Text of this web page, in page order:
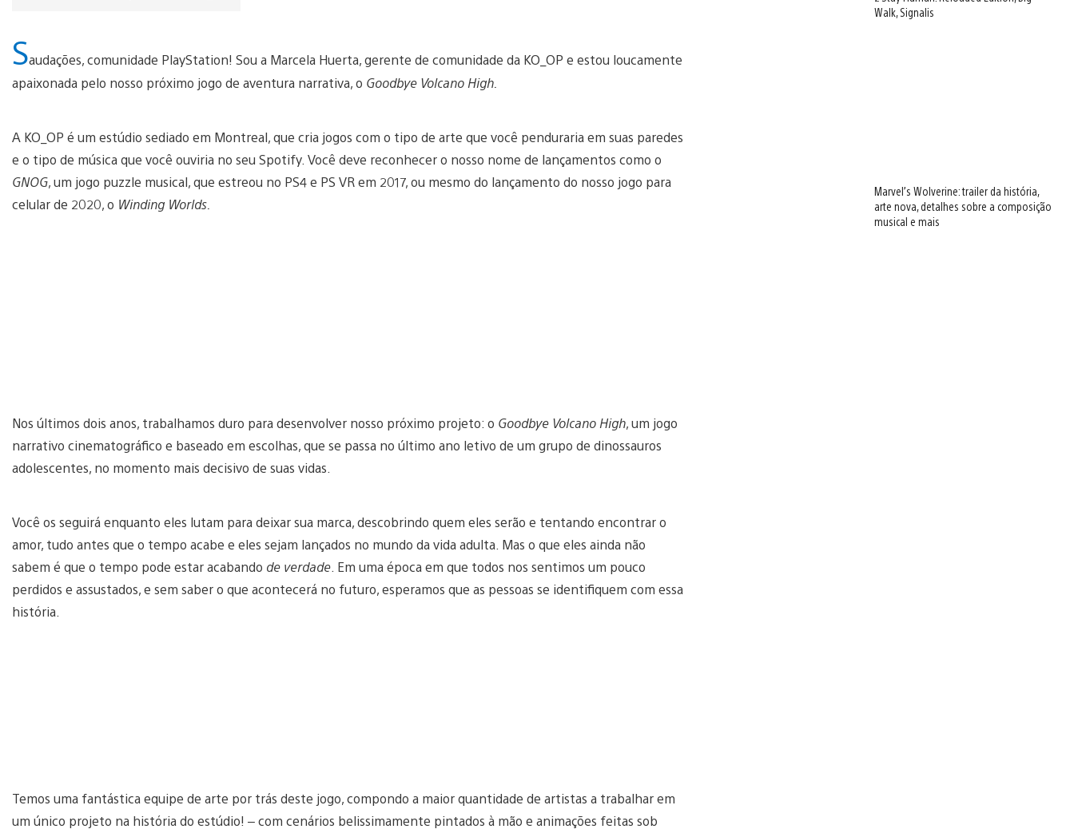
Saudações, comunidade PlayStation! Sou a Marcela Huerta, gerente de comunidade da KO_OP e estou loucamente
apaixonada pelo nosso próximo jogo de aventura narrativa, o Goodbye Volcano High.
A KO_OP é um estúdio sediado em Montreal, que cria jogos com o tipo de arte que você penduraria em suas paredes
e o tipo de música que você ouviria no seu Spotify. Você deve reconhecer o nosso nome de lançamentos como o
GNOG, um jogo puzzle musical, que estreou no PS4 e PS VR em 2017, ou mesmo do lançamento do nosso jogo para
celular de 2020, o Winding Worlds.
Nos últimos dois anos, trabalhamos duro para desenvolver nosso próximo projeto: o Goodbye Volcano High, um jogo
narrativo cinematográfico e baseado em escolhas, que se passa no último ano letivo de um grupo de dinossauros
adolescentes, no momento mais decisivo de suas vidas.
Você os seguirá enquanto eles lutam para deixar sua marca, descobrindo quem eles serão e tentando encontrar o
amor, tudo antes que o tempo acabe e eles sejam lançados no mundo da vida adulta. Mas o que eles ainda não
sabem é que o tempo pode estar acabando de verdade . Em uma época em que todos nos sentimos um pouco
perdidos e assustados, e sem saber o que acontecerá no futuro, esperamos que as pessoas se identifiquem com essa
história.
Temos uma fantástica equipe de arte por trás deste jogo, compondo a maior quantidade de artistas a trabalhar em
um único projeto na história do estúdio! – com cenários belissimamente pintados à mão e animações feitas sob
Walk, Signalis
Marvel’s Wolverine: trailer da história,
arte nova, detalhes sobre a composição
musical e mais